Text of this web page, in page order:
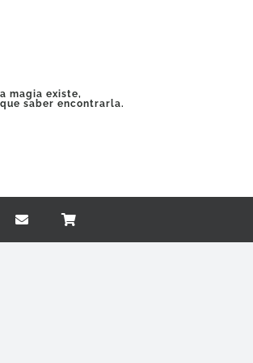
magia existe,
saber encontrarla.